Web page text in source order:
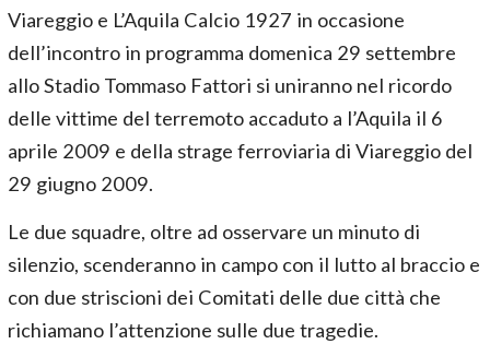
Viareggio e L’Aquila Calcio 1927 in occasione
dell’incontro in programma domenica 29 settembre
allo Stadio Tommaso Fattori si uniranno nel ricordo
delle vittime del terremoto accaduto a l’Aquila il 6
aprile 2009 e della strage ferroviaria di Viareggio del
29 giugno 2009.
Le due squadre, oltre ad osservare un minuto di
silenzio, scenderanno in campo con il lutto al braccio e
con due striscioni dei Comitati delle due città che
richiamano l’attenzione sulle due tragedie.